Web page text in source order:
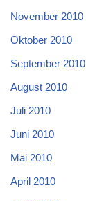
November 2010
Oktober 2010
September 2010
August 2010
Juli 2010
Juni 2010
Mai 2010
April 2010